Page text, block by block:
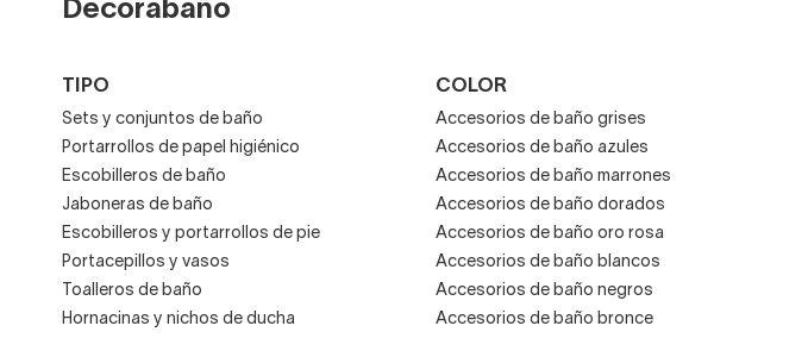
Decorabaño
TIPO
Sets y conjuntos de baño
Portarrollos de papel higiénico
Escobilleros de baño
Jaboneras de baño
Escobilleros y portarrollos de pie
Portacepillos y vasos
Toalleros de baño
Hornacinas y nichos de ducha
COLOR
Accesorios de baño grises
Accesorios de baño azules
Accesorios de baño marrones
Accesorios de baño dorados
Accesorios de baño oro rosa
Accesorios de baño blancos
Accesorios de baño negros
Accesorios de baño bronce